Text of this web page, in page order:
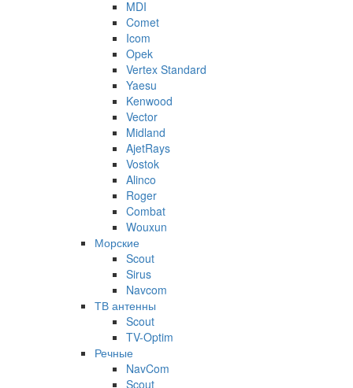
MDI
Comet
Icom
Opek
Vertex Standard
Yaesu
Kenwood
Vector
Midland
AjetRays
Vostok
Alinco
Roger
Combat
Wouxun
Морские
Scout
Sirus
Navcom
ТВ антенны
Scout
TV-Optim
Речные
NavCom
Scout